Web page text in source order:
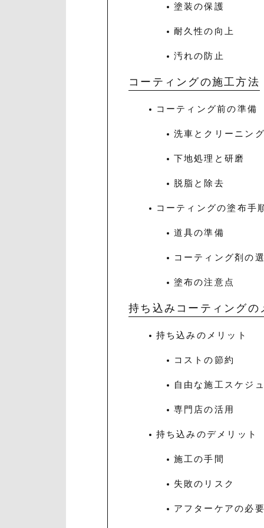
塗装の保護
耐久性の向上
汚れの防止
コーティングの施工方法
コーティング前の準備
洗車とクリーニング
下地処理と研磨
脱脂と除去
コーティングの塗布手
道具の準備
コーティング剤の
塗布の注意点
持ち込みコーティングの
持ち込みのメリット
コストの節約
自由な施工スケジ
専門店の活用
持ち込みのデメリット
施工の手間
失敗のリスク
アフターケアの必